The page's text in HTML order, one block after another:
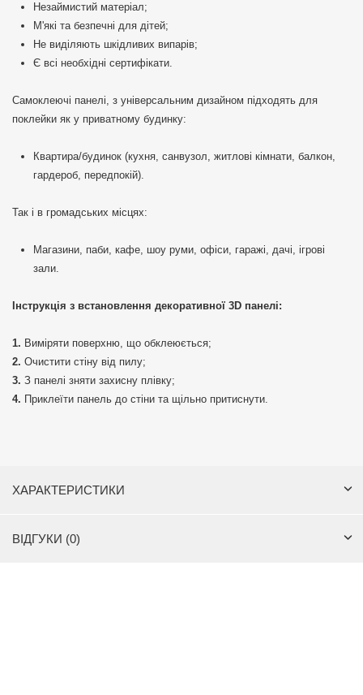
Незаймистий матеріал;
М'які та безпечні для дітей;
Не виділяють шкідливих випарів;
Є всі необхідні сертифікати.
Самоклеючі панелі, з універсальним дизайном підходять для
поклейки як у приватному будинку:
Квартира/будинок (кухня, санвузол, житлові кімнати, балкон,
гардероб, передпокій).
Так і в громадських місцях:
Магазини, паби, кафе, шоу руми, офіси, гаражі, дачі, ігрові
зали.
Інструкція з встановлення декоративної 3D панелі:
Виміряти поверхню, що обклеюється;
Очистити стіну від пилу;
З панелі зняти захисну плівку;
Приклеїти панель до стіни та щільно притиснути.
ХАРАКТЕРИСТИКИ
ВІДГУКИ (0)